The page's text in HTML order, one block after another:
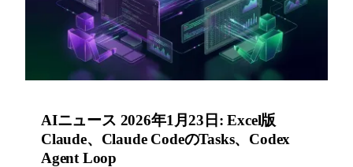
AIニュース 2026年1月23日: Excel版
Claude、Claude CodeのTasks、Codex
Agent Loop